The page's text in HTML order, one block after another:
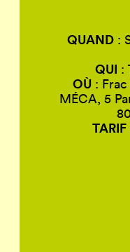
QUAND:
QUI :
OÙ: Frac
MÉCA, 5
TARIF